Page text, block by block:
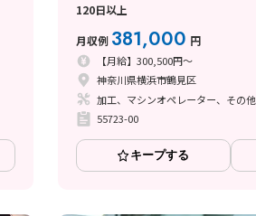
120日以上
月収例 381,000 円
【月給】300,500円～
神奈川県横浜市鶴見区
加工、マシンオペレーター、その他
55723-00
キープする